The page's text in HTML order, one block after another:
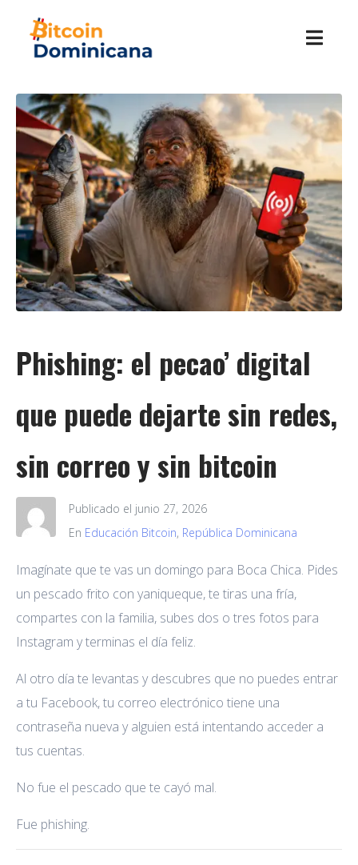
Publicado el junio 27, 2026
En Educación Bitcoin, República Dominicana
Phishing: el pecao’ digital
que puede dejarte sin redes,
sin correo y sin bitcoin
Imagínate que te vas un domingo para Boca Chica. Pides
un pescado frito con yaniqueque, te tiras una fría,
compartes con la familia, subes dos o tres fotos para
Instagram y terminas el día feliz.
Al otro día te levantas y descubres que no puedes entrar
a tu Facebook, tu correo electrónico tiene una
contraseña nueva y alguien está intentando acceder a
tus cuentas.
No fue el pescado que te cayó mal.
Fue phishing.